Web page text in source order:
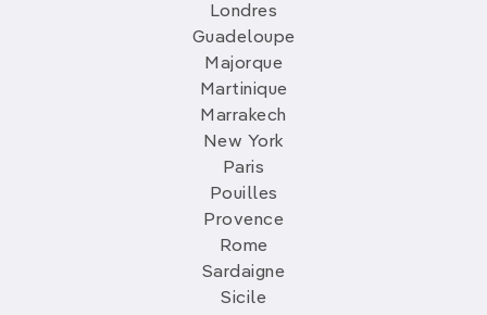
Londres
Guadeloupe
Majorque
Martinique
Marrakech
New York
Paris
Pouilles
Provence
Rome
Sardaigne
Sicile